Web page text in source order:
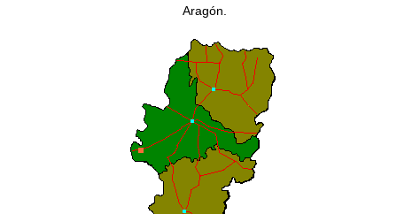
Aragón.